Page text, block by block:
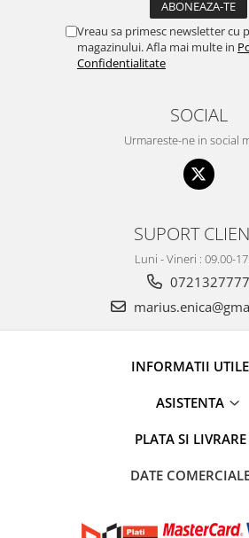
Vreau sa primesc newsletter cu
magazinului. Afla mai multe in
Confidentialitate
SOCIAL
Urmareste-ne in social
SUPORT
Luni - Vineri : 09.00-
0721327777
INFORMATII UTILE
ASISTENTA
PLATA SI LIVRARE
DATE